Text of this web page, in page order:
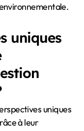
uniques
uniques
à leur